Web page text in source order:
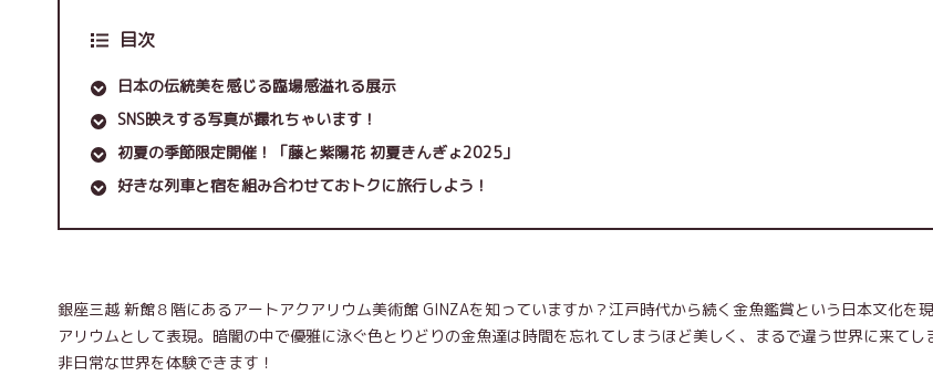
目次
日本の伝統美を感じる臨場感溢れる展示
SNS映えする写真が撮れちゃいます！
初夏の季節限定開催！「藤と紫陽花 初夏きんぎょ2025」
好きな列車と宿を組み合わせておトクに旅行しよう！
銀座三越 新館８階にあるアートアクアリウム美術館 GINZAを知っていますか？江戸時代から続く金魚鑑賞という日本文化を
アリウムとして表現。暗闇の中で優雅に泳ぐ色とりどりの金魚達は時間を忘れてしまうほど美しく、まるで違う世界に来てし
非日常な世界を体験できます！